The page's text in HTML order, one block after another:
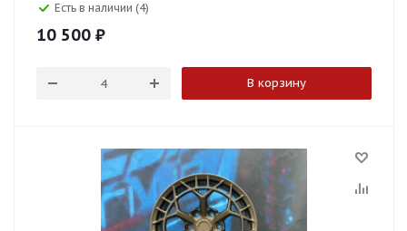
Есть в наличии (4)
10 500 ₽
В корзину